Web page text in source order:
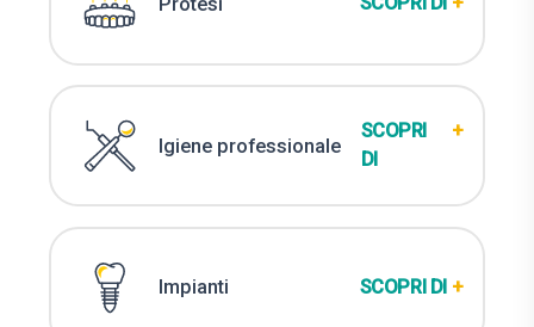
Igiene professionale
SCOPRI
DI
+
Impianti SCOPRI DI +